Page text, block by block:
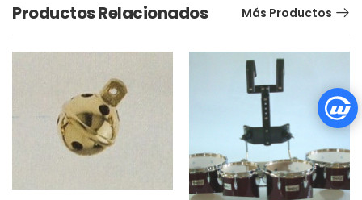
Productos Relacionados Más Productos